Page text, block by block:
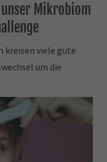
Mikrobiom
kreisen viele gute
um die